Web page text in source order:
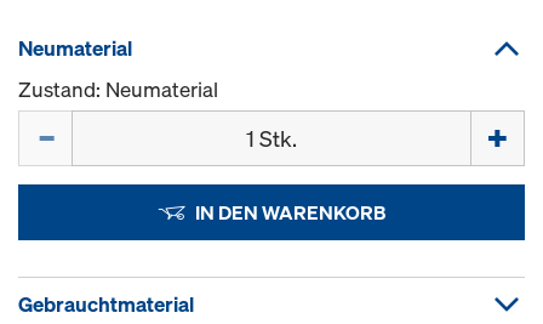
Neumaterial
Zustand: Neumaterial
IN DEN WARENKORB
Gebrauchtmaterial